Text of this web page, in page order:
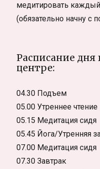
медитировать
(обязательно начну с
Расписание
центре:
04.30 Подъем
05.00 Утреннее чтение
05.15 Медитация сидя
05.45 Йога/Утренняя
07.00 Медитация сидя
07.30 Завтрак